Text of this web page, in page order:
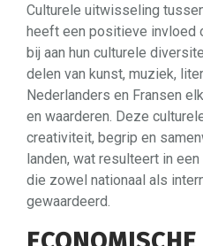
Culturele uitwisseling
heeft een positieve invloed
bij aan hun culturele
delen van kunst, muziek,
Nederlanders en Fransen
en waarderen. Deze
creativiteit, begrip en
landen, wat resulteert in
die zowel nationaal als
gewaardeerd.